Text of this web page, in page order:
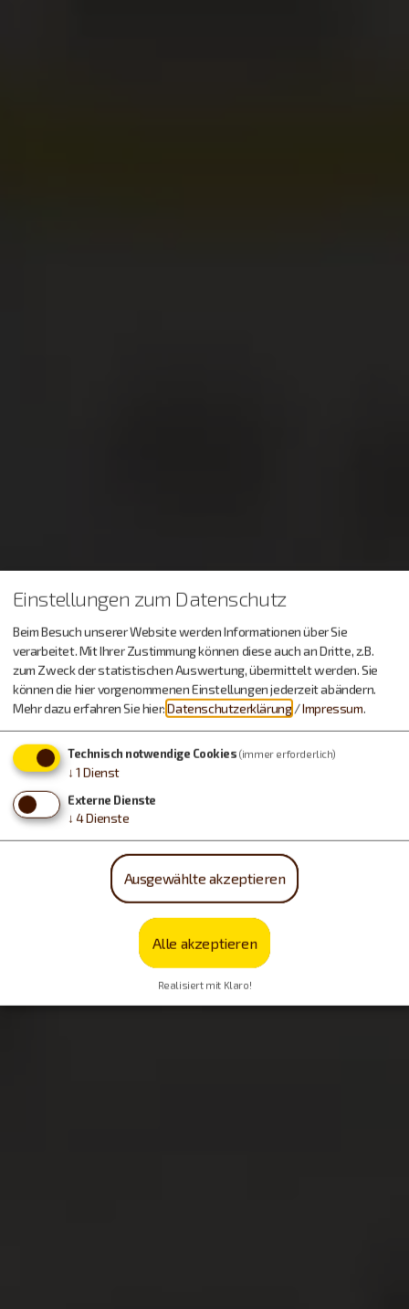
Einstellungen zum Datenschutz
Beim Besuch unserer Website werden Informationen über Sie
verarbeitet. Mit Ihrer Zustimmung können diese auch an Dritte, z.B.
zum Zweck der statistischen Auswertung, übermittelt werden. Sie
können die hier vorgenommenen Einstellungen jederzeit abändern.
Mehr dazu erfahren Sie hier:Datenschutzerklärung /Impressum.
Technisch notwendige Cookies (immer erforderlich)
↓ 1 Dienst
Externe Dienste
↓ 4Dienste
Ausgewählte akzeptieren
Alle akzeptieren
Realisiert mit Klaro!